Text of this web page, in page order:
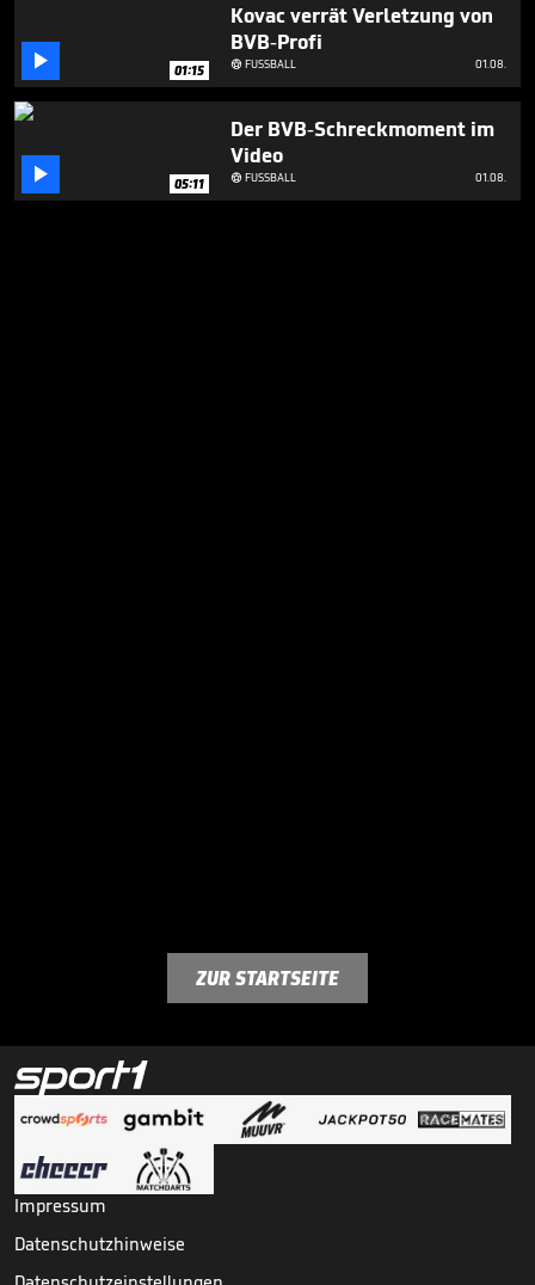
 01:15
Kovac verrät Verletzung von
BVB-Profi
FUSSBALL 01.08.
 05:11
Der BVB-Schreckmoment im
Video
FUSSBALL 01.08.
ZUR STARTSEITE
Impressum
Datenschutzhinweise